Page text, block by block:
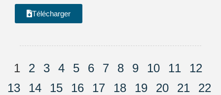
Télécharger
1 2 3 4 5 6 7 8 9 10 11
12
13
14 15 16 17 18 19 20 21
22